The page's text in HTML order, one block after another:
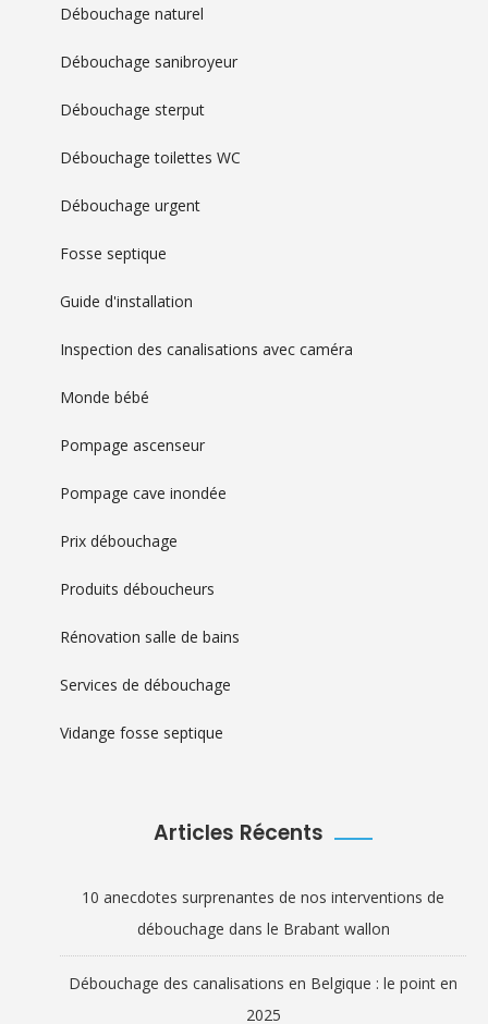
Débouchage naturel
Débouchage sanibroyeur
Débouchage sterput
Débouchage toilettes WC
Débouchage urgent
Fosse septique
Guide d'installation
Inspection des canalisations avec caméra
Monde bébé
Pompage ascenseur
Pompage cave inondée
Prix débouchage
Produits déboucheurs
Rénovation salle de bains
Services de débouchage
Vidange fosse septique
Articles Récents
10 anecdotes surprenantes de nos interventions de
débouchage dans le Brabant wallon
Débouchage des canalisations en Belgique : le point en
2025